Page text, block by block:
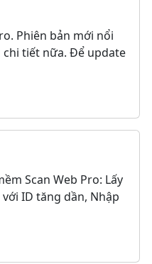
Phiên bản mới nổi
tiết nữa. Để update
Scan Web Pro: Lấy
ID tăng dần, Nhập